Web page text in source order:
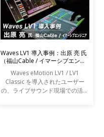
Waves LV1 導入事例：出原 亮 氏
（福山Cable / イマーシブエンジ
Waves eMotion LV1 / LV1
Classic を導入されたユーザー
の、ライブサウンド現場での活用